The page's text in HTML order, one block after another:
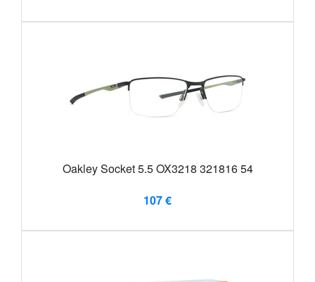
Oakley Socket 5.5 OX3218 321816 54
107 €